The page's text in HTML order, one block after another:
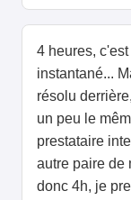
4 heures,
instantané...
résolu
un peu le
prestataire
autre paire de
donc 4h, je